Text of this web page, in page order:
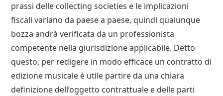
prassi delle collecting societies e le implicazioni
fiscali variano da paese a paese, quindi qualunque
bozza andrà verificata da un professionista
competente nella giurisdizione applicabile. Detto
questo, per redigere in modo efficace un contratto di
edizione musicale è utile partire da una chiara
definizione dell’oggetto contrattuale e delle parti